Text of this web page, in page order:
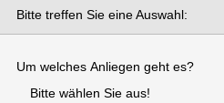
Bitte treffen Sie eine Auswahl:
Um welches Anliegen geht es?
Bitte wählen Sie aus!